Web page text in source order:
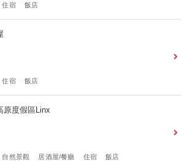
住宿 飯店
住宿 飯店
原度假區Linx
自然景觀 居酒屋/餐廳 住宿 飯店